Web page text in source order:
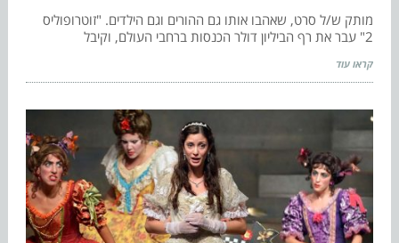
מותק ש/ל סרט, שאהבו אותו גם ההורים וגם הילדים. "זוטרופוליס
2" עבר את רף הביליון דולר הכנסות ברחבי העולם, וקיבל
קראו עוד